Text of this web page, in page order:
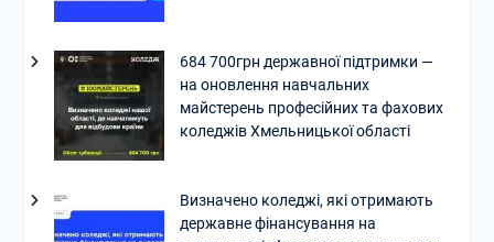
684 700грн державної підтримки —
на оновлення навчальних
майстерень професійних та фахових
коледжів Хмельницької області
Визначено коледжі, які отримають
державне фінансування на